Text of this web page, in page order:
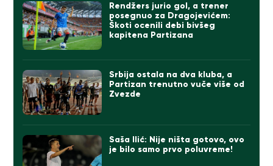
Rendžers jurio gol, a trener
posegnuo za Dragojevićem:
Škoti ocenili debi bivšeg
kapitena Partizana
Srbija ostala na dva kluba, a
Partizan trenutno vuče više od
Zvezde
Saša Ilić: Nije ništa gotovo, ovo
je bilo samo prvo poluvreme!